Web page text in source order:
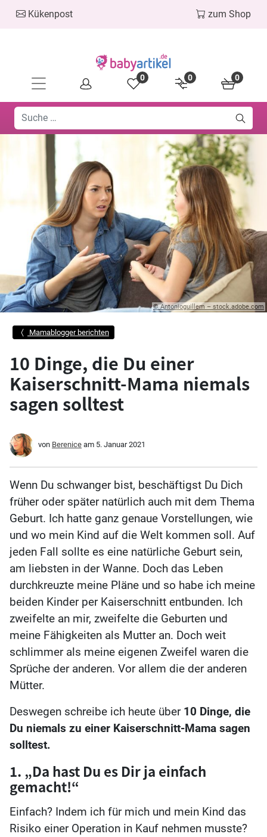
Kükenpost zum Shop
0
0
0
© Antonioguillem – stock.adobe.com
Mamablogger berichten
10 Dinge, die Du einer
Kaiserschnitt-Mama niemals
sagen solltest
von Berenice am 5. Januar 2021
Wenn Du schwanger bist, beschäftigst Du Dich
früher oder später natürlich auch mit dem Thema
Geburt. Ich hatte ganz genaue Vorstellungen, wie
und wo mein Kind auf die Welt kommen soll. Auf
jeden Fall sollte es eine natürliche Geburt sein,
am liebsten in der Wanne. Doch das Leben
durchkreuzte meine Pläne und so habe ich meine
beiden Kinder per Kaiserschnitt entbunden. Ich
zweifelte an mir, zweifelte die Geburten und
meine Fähigkeiten als Mutter an. Doch weit
schlimmer als meine eigenen Zweifel waren die
Sprüche der anderen. Vor allem die der anderen
Mütter.
Deswegen schreibe ich heute über 10 Dinge, die
Du niemals zu einer Kaiserschnitt-Mama sagen
solltest.
1. „Da hast Du es Dir ja einfach
gemacht!“
Einfach? Indem ich für mich und mein Kind das
Risiko einer Operation in Kauf nehmen musste?